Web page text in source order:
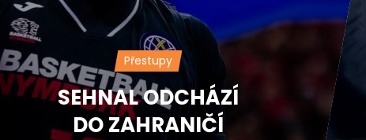
Přestupy
SEHNAL ODCHÁZÍ
DO ZAHRANIČÍ